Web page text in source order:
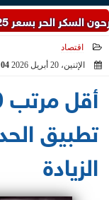
من الغد
اقتصاد
الإثنين، 20 أبريل 2026
تطبيق
الزيادة